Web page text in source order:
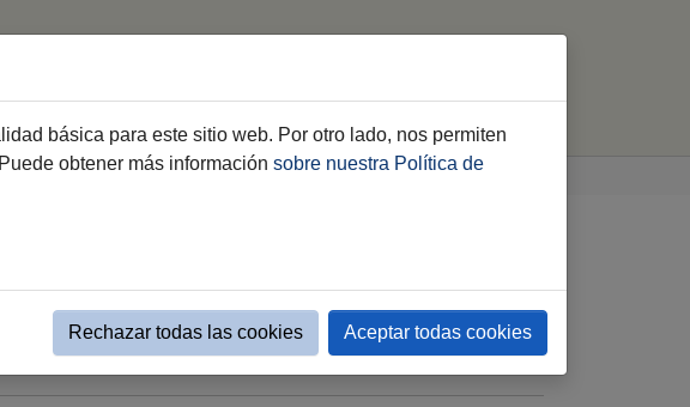
de un Ronqueo de Atún
Gastronómica 2026
básica para este sitio web. Por otro lado, nos permiten
obtener más información sobre nuestra Política de
Rechazar todas las cookies Aceptar todas cookies